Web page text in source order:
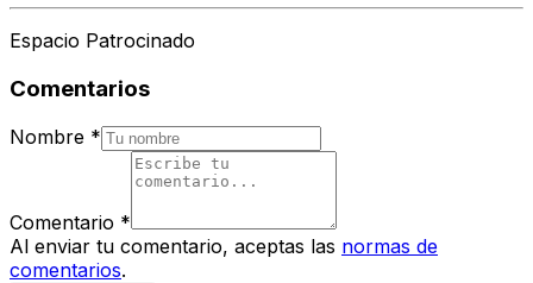
Espacio Patrocinado
Comentarios
Nombre *
Comentario *
Al enviar tu comentario, aceptas las normas de
comentarios.